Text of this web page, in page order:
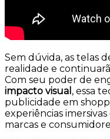
Sem dúvida, as telas
realidade e
Com seu poder de
impacto visual , essa
publicidade em
experiências
marcas e